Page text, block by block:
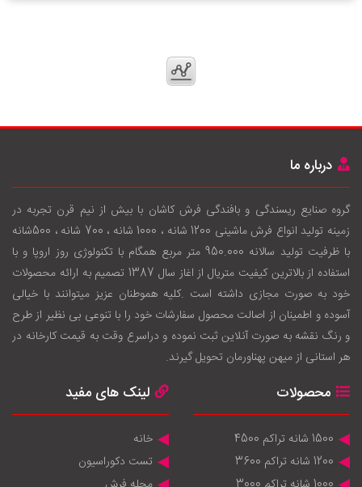
درباره ما
گروه صنایع ریسندگی و بافندگی فرش کاشان با بيش از نيم قرن تجربه در
زمينه توليد انواع فرش ماشینی 1200 شانه ، 1000 شانه ، 700 شانه ، 500شانه
با ظرفيت توليد سالانه 950.000 متر مربع همگام با تکنولوژی روز اروپا و با
استفاده از بالاترين کيفيت متريال از اغاز سال 1387 تصميم به ارائه محصولات
خود به صورت مجازی داشته است .کليه هموطنان عزيز ميتوانند با خيالی
آسوده و اطمينان از اصالت محصول سفارشات خود را با تنوعی بی نظير از طرح
و رنگ نقشه به صورت آنلاين ثبت نموده و دراسرع وقت به قيمت کارخانه در
هر استانی از ميهن پهناورمان تحويل گيرند.
محصولات
1500 شانه تراکم 4500
1200 شانه تراکم 3600
لینک های مفید
خانه
تست دکوراسیون